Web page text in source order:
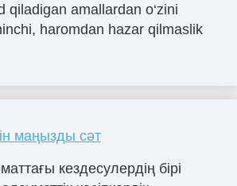
qiladigan amallardan o‘zini
haromdan hazar qilmaslik
маңызды сәт
кездесулердің бірі